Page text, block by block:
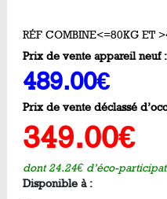
RÉF COMBINE<=80KG ET
Prix de vente appareil neuf :
489.00€
Prix de vente déclassé
349.00€
dont 24.24€ d’éco-
Disponible à :